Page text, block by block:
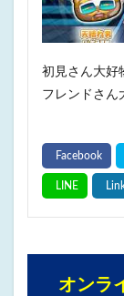
初見さん大好
フレンドさん
オンラ